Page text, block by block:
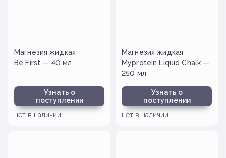
Магнезия жидкая
Be First — 40 мл
Узнать о
поступлении
нет в наличии
Магнезия жидкая
Myprotein Liquid Chalk —
250 мл
Узнать о
поступлении
нет в наличии